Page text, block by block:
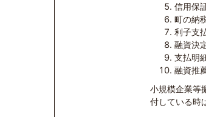
信用保
町の納
利子支
融資決
支払明
融資推
小規模企業等
付している時